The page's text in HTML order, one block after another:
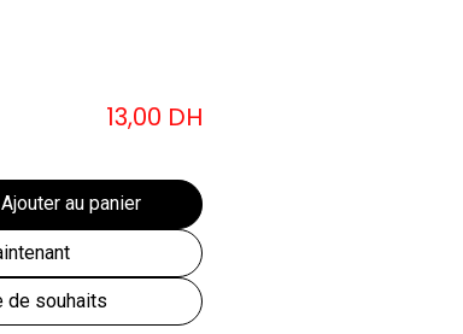
Ajouter au panier
de souhaits
13,00 DH